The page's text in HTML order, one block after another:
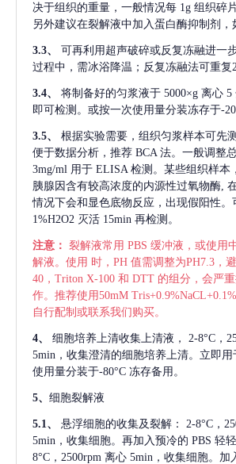
决于组织的重量，一般情况每 1g 组织碎
另外建议在裂解液中加入蛋白酶抑制剂，
3.3、 可再利用超声破碎或反复冻融进一
过程中，需冰浴降温；反复冻融法可重复2
3.4、 将制备好的匀浆液于 5000×g 离心
即可检测。或按一次使用量分装冻存于-
3.5、 根据实验需要，组织匀浆样本可先
便于数据分析，推荐 BCA 法。一般调整
3mg/ml 用于 ELISA 检测。某些组织样本
胰腺因含有较高浓度的内源性过氧物酶,
情况下会和显色底物反应，出现假阳性。
1%H2O2 灭活 15min 再检测。
注意： 裂解液常用 PBS 缓冲液，或使用
解液。使用 时，PH 值需调整为PH7.3，
40，Triton X-100 和 DTT 的组分，会严
作。推荐使用50mM
自行配制或联系我们购买。
4、 细胞培养上清收集上清液，
2-8°C，
5min，收集澄清的细胞培养上清。立即
使用量分装于-80°C 冻存备用。
5、 细胞裂解液
5.1、 悬浮细胞的收集及裂解：
2-8°C，
5min，收集细胞。再加入预冷的 PBS 轻
8°C，2500rpm 离心 5min，收集细胞。加